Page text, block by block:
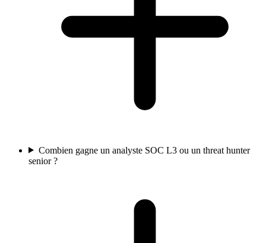
Combien gagne un analyste SOC L3 ou un threat hunter
senior ?